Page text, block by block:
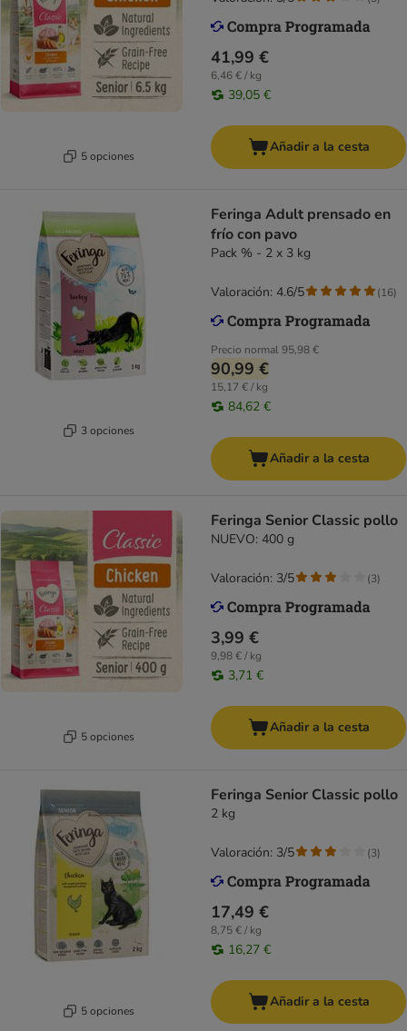
5 opciones
41,99 €
6,46 € / kg
39,05 €
Añadir a la cesta
3 opciones
Feringa Adult prensado en
frío con pavo
Pack % - 2 x 3 kg
Precio normal95,98 €
90,99 €
15,17 € / kg
84,62 €
Valoración: 4.6/5 (16)
Añadir a la cesta
5 opciones
Feringa Senior Classic pollo
NUEVO: 400 g
3,99 €
9,98 € / kg
3,71 €
Valoración: 3/5 (3)
Añadir a la cesta
5 opciones
Feringa Senior Classic pollo
2 kg
17,49 €
8,75 € / kg
16,27 €
Valoración: 3/5 (3)
Añadir a la cesta